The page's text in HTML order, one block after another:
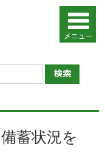
蓄状況を